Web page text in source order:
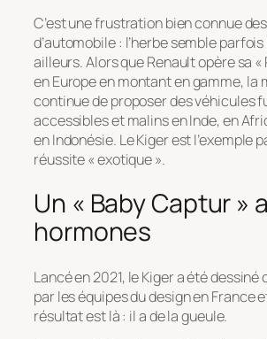
C’est une frustration bien connue
d’automobile : l’herbe semble
ailleurs. Alors que Renault opère sa «
en Europe en montant en gamme, la
continue de proposer des véhicules
accessibles et malins en Inde, en
en Indonésie. Le Kiger est l’exemple
réussite « exotique ».
Un « Baby Captur »
hormones
Lancé en 2021, le Kiger a été
par les équipes du design en France
résultat est là : il a de la gueule.